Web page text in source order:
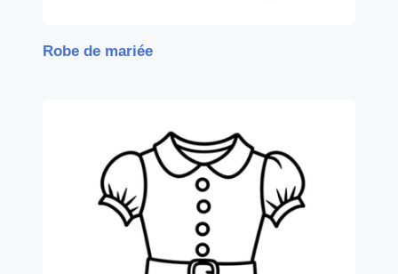
Robe de mariée